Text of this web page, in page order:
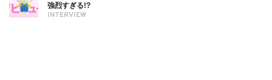
INTERVIEW
強烈すぎる!?